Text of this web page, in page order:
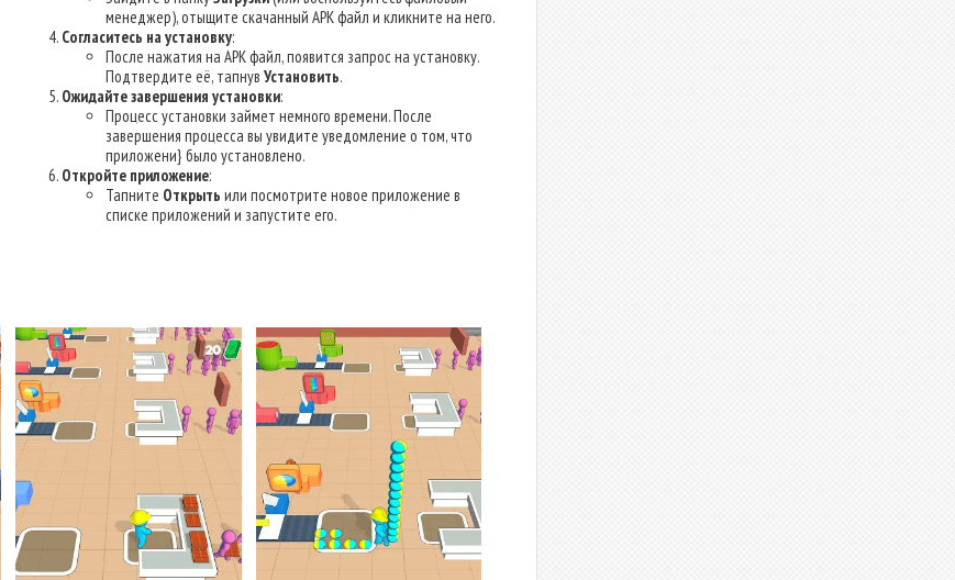
менеджер), отыщите скачанный APK файл и кликните на него.
Согласитесь на установку:
После нажатия на APK файл, появится запрос на установку.
Подтвердите её, тапнув Установить.
Ожидайте завершения установки:
Процесс установки займет немного времени. После
завершения процесса вы увидите уведомление о том, что
приложени} было установлено.
Откройте приложение:
Тапните Открыть или посмотрите новое приложение в
списке приложений и запустите его.